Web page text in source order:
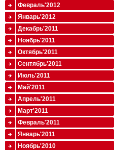
Февраль'2012
Январь'2012
Декабрь'2011
Ноябрь'2011
Октябрь'2011
Сентябрь'2011
Июль'2011
Май'2011
Апрель'2011
Март'2011
Февраль'2011
Январь'2011
Ноябрь'2010